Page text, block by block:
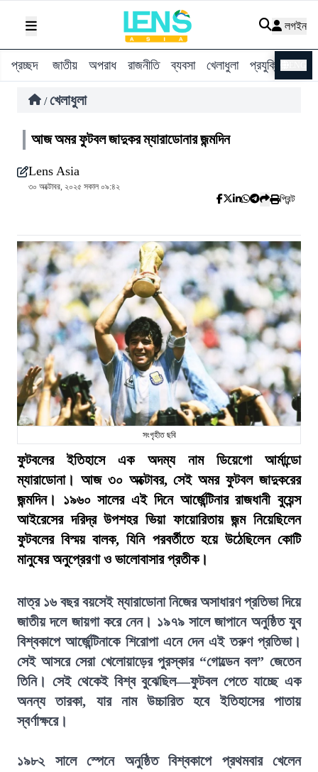
লগইন
প্রচ্ছদ জাতীয় অপরাধ রাজনীতি ব্যবসা খেলাধুলা প্রযুক্তি
/ খেলাধুলা
আজ অমর ফুটবল জাদুকর ম্যারাডোনার জন্মদিন
Lens Asia
৩০ অক্টোবর, ২০২৫ সকাল ০৯:৪২
প্রিন্ট
সংগৃহীত ছবি
ফুটবলের ইতিহাসে এক অদম্য নাম ডিয়েগো আর্মান্ডো
ম্যারাডোনা। আজ ৩০ অক্টোবর, সেই অমর ফুটবল জাদুকরের
জন্মদিন। ১৯৬০ সালের এই দিনে আর্জেন্টিনার রাজধানী বুয়েন্স
আইরেসের দরিদ্র উপশহর ভিয়া ফায়োরিতায় জন্ম নিয়েছিলেন
ফুটবলের বিস্ময় বালক, যিনি পরবর্তীতে হয়ে উঠেছিলেন কোটি
মানুষের অনুপ্রেরণা ও ভালোবাসার প্রতীক।
মাত্র ১৬ বছর বয়সেই ম্যারাডোনা নিজের অসাধারণ প্রতিভা দিয়ে
জাতীয় দলে জায়গা করে নেন। ১৯৭৯ সালে জাপানে অনুষ্ঠিত যুব
বিশ্বকাপে আর্জেন্টিনাকে শিরোপা এনে দেন এই তরুণ প্রতিভা।
সেই আসরে সেরা খেলোয়াড়ের পুরস্কার “গোল্ডেন বল” জেতেন
তিনি। সেই থেকেই বিশ্ব বুঝেছিল—ফুটবল পেতে যাচ্ছে এক
অনন্য তারকা, যার নাম উচ্চারিত হবে ইতিহাসের পাতায়
স্বর্ণাক্ষরে।
১৯৮২ সালে স্পেনে অনুষ্ঠিত বিশ্বকাপে প্রথমবার খেলেন